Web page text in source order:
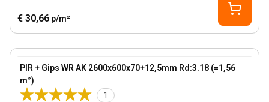
€ 30,66 p/m²
PIR + Gips WR AK 2600x600x70+12,5mm Rd:3.18 (=1,56
m²)
1
View product